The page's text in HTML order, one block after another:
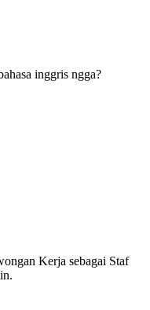
inggris ngga?
Kerja sebagai Staf